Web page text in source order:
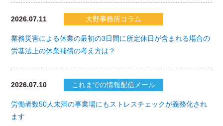
2026.07.11 大野事務所コラム
業務災害による休業の最初の3日間に所定休日が含まれる場合の
労基法上の休業補償の考え方は？
2026.07.10 これまでの情報配信メール
労働者数50人未満の事業場にもストレスチェックが義務化され
ます